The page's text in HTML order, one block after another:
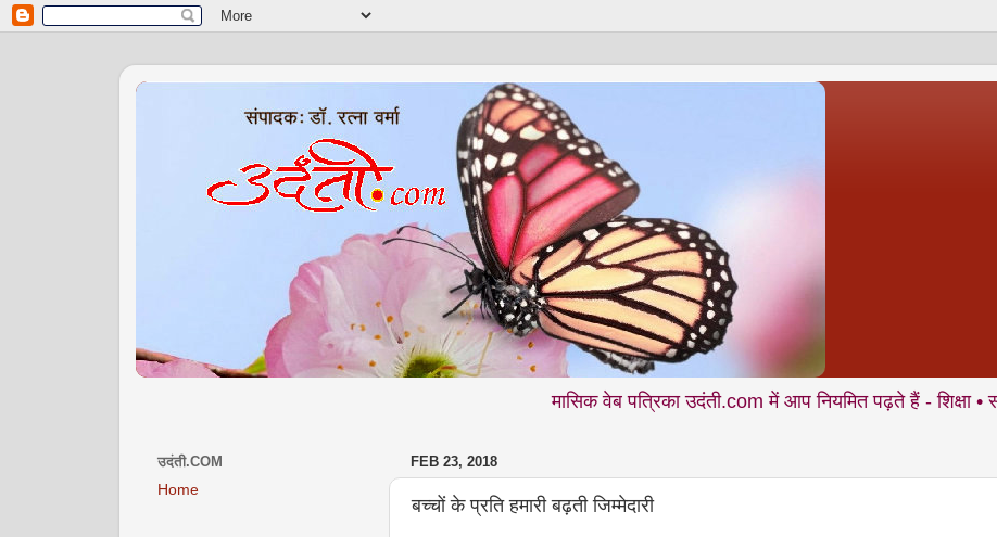
मासिक वेब पत्रिका उदंती.com में आप नियमित पढ़ते हैं - शिक्षा • समाज •
FEB 23, 2018
बच्चों के प्रति हमारी बढ़ती जिम्मेदारी
उदंती.COM
Home